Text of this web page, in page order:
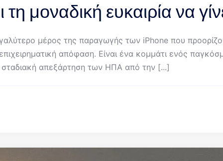
τη μοναδική ευκαιρία να
μέρος της παραγωγής των iPhone που
απόφαση. Είναι ένα κομμάτι ενός
σταδιακή απεξάρτηση των ΗΠΑ από την [...]